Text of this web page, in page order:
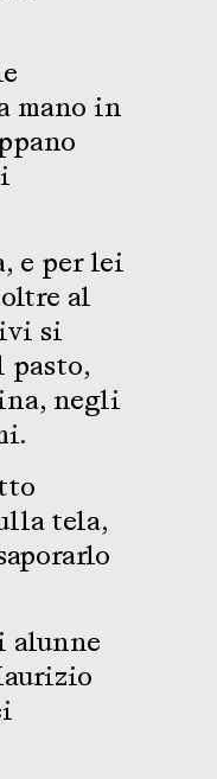
mano in
e per lei
al
si
pasto,
negli
tela,
alunne